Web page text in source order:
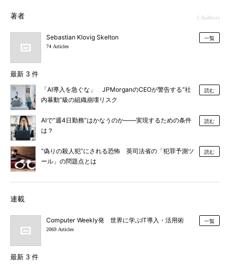
著者 1 Authors
Sebastian Klovig Skelton
74 Articles
一覧
最新 3 件
「AI導入を急ぐな」 JPMorganのCEOが警告する“社
内暴動”級の組織崩壊リスク
読む
AIで“週4日勤務”はかなうのか――実現するための条件
は？
読む
“偽りの殺人犯”にされる恐怖 英司法省の「犯罪予測ツ
ール」の問題点とは
読む
連載
Computer Weekly発 世界に学ぶIT導入・活用術
2069 Articles
一覧
最新 3 件